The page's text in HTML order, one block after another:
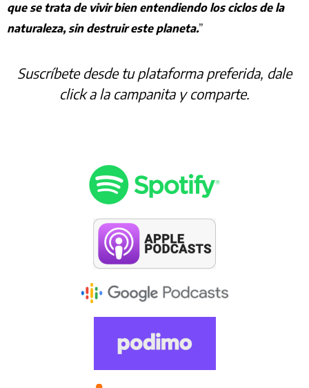
que se trata de vivir bien entendiendo los ciclos de la
naturaleza, sin destruir este planeta.”
Suscríbete desde tu plataforma preferida, dale
click a la campanita y comparte.